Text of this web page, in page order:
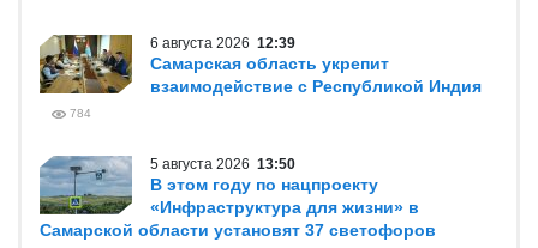
6 августа 2026 12:39
Самарская область укрепит
взаимодействие с Республикой Индия
784
5 августа 2026 13:50
В этом году по нацпроекту
«Инфраструктура для жизни» в
Самарской области установят 37 светофоров